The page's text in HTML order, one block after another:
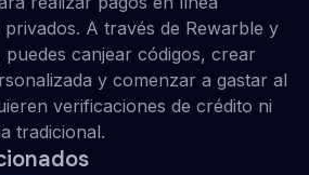
A través de Rewarble y
canjear códigos, crear
y comenzar a gastar al
verificaciones de crédito ni
tradicional.